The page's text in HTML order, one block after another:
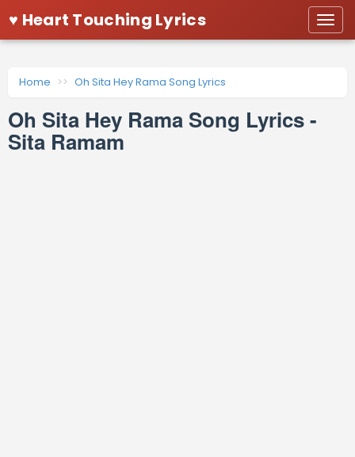
♥ Heart Touching Lyrics
Home Oh Sita Hey Rama Song Lyrics
Oh Sita Hey Rama Song Lyrics -
Sita Ramam